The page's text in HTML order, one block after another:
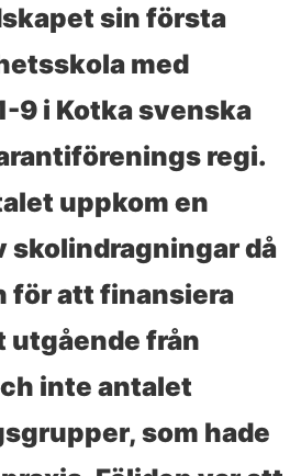
sin första
med
9 i Kotka svenska
regi.
uppkom en
skolindragningar då
för att finansiera
utgående från
inte antalet
som hade